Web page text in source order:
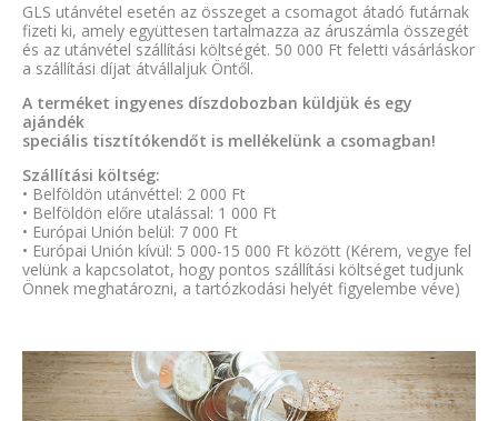
GLS utánvétel esetén az összeget a csomagot átadó futárnak
fizeti ki, amely együttesen tartalmazza az áruszámla összegét
és az utánvétel szállítási költségét. 50 000 Ft feletti vásárláskor
a szállítási díjat átvállaljuk Öntől.
A terméket ingyenes díszdobozban küldjük és egy
ajándék
speciális tisztítókendőt is mellékelünk a csomagban!
Szállítási költség:
• Belföldön utánvéttel: 2 000 Ft
• Belföldön előre utalással: 1 000 Ft
• Európai Unión belül: 7 000 Ft
• Európai Unión kívül: 5 000-15 000 Ft között (Kérem, vegye fel
velünk a kapcsolatot, hogy pontos szállítási költséget tudjunk
Önnek meghatározni, a tartózkodási helyét figyelembe véve)